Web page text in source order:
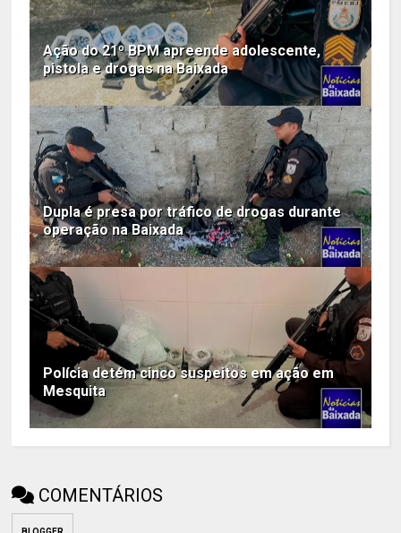
Ação do 21º BPM apreende adolescente,
pistola e drogas na Baixada
Dupla é presa por tráfico de drogas durante
operação na Baixada
Polícia detém cinco suspeitos em ação em
Mesquita
COMENTÁRIOS